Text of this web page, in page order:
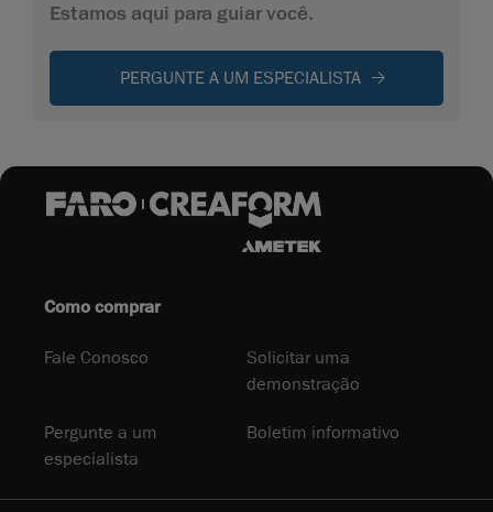
Estamos aqui para guiar você.
PERGUNTE A UM ESPECIALISTA
Como comprar
Fale Conosco
Solicitar uma
demonstração
Pergunte a um
especialista
Boletim informativo